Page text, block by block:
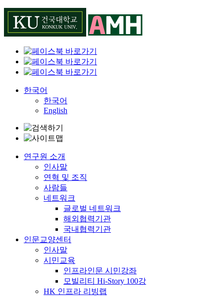
Skip
content
한국어
한국어
English
연구원 소개
인사말
연혁 및 조직
사람들
네트워크
글로벌 네트워크
해외협력기관
국내협력기관
인문교양센터
인사말
시민교육
인프라인문 시민강좌
모빌리티 Hi-Story 100강
HK 인프라 리빙랩